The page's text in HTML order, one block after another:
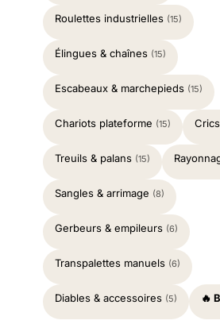
Roulettes industrielles (15)
Élingues & chaînes (15)
Escabeaux & marchepieds (15)
Chariots plateforme (15)
Treuils & palans (15)
Sangles & arrimage (8)
Gerbeurs & empileurs (6)
Transpalettes manuels (6)
Diables & accessoires (5) 🔥